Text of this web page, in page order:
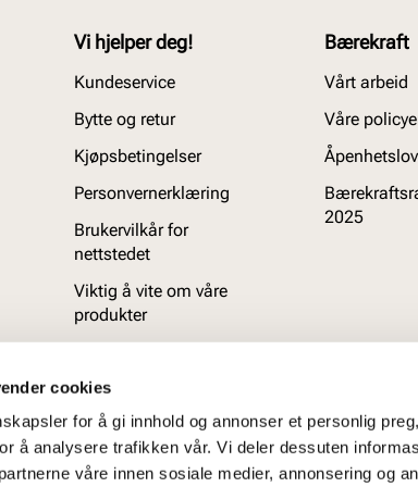
cookies
for å gi innhold og annonser et personlig
å analysere trafikken vår. Vi deler dessuten
våre innen sosiale medier, annonsering og
Vi hjelper deg!
Kundeservice
Bytte og retur
Kjøpsbetingelser
Personvernerklæring
Brukervilkår for
nettstedet
Viktig å vite om våre
produkter
Bærekraft
Vårt arbeid
Våre
2025